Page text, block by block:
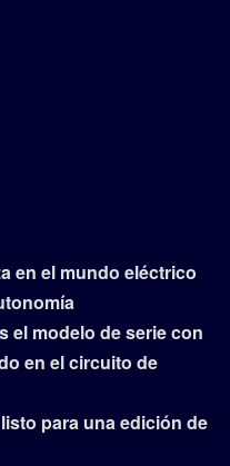
en el mundo eléctrico
el modelo de serie con
en el circuito de
para una edición de